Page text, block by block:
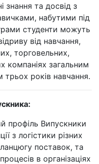
знання та досвід з
набутими під
студенти можуть
від навчання,
торговельних,
компаніях загальним
років навчання.
профіль Випускники
з логістики різних
поставок, та
в організаціях